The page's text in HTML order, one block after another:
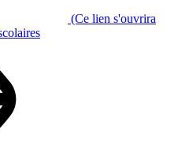
(Ce lien s'ouvrira